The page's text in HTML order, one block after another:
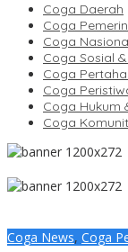
Coga Daerah
Coga
Coga
Coga Sosial
Coga
Coga
Coga Hukum
Coga
Coga News, Coga